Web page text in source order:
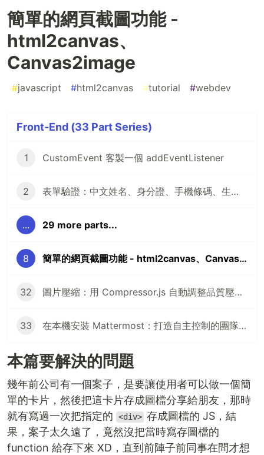
簡單的網頁截圖功能 -
html2canvas、
Canvas2image
#javascript #html2canvas #tutorial #webdev
Front-End (33 Part Series)
1 CustomEvent 客製一個 addEventListener
2 表單驗證：中文姓名、身分證、手機條碼、生日、信箱、手機、選擇縣市
... 29 more parts...
8 簡單的網頁截圖功能 - html2canvas、Canvas2image
32 圖片壓縮：用 Compressor.js 自動調整品質壓縮至指定大小
33 在本機安裝 Mattermost：打造自主控制的團隊通訊平台
本篇要解決的問題
幾年前公司有一個案子，是要讓使用者可以做一個簡
單的卡片，然後把這卡片存成圖檔分享給朋友，那時
就有寫過一次把指定的
<div> 存成圖檔的 JS，結
果，案子太久遠了，竟然沒把當時寫存圖檔的
function 給存下來 XD，直到前陣子前同事在問才想